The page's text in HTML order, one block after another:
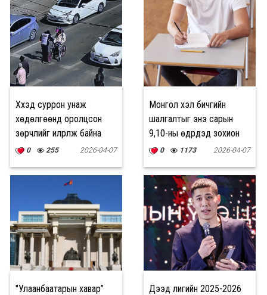
Хүүхэд суррон унаж
хөдөлгөөнд оролцсон
зөрчлийг илрүүлж байна
0 255 2026-04-07
Монгол хэл бичгийн
шалгалтыг энэ сарын
9,10-ны өдрүүдэд зохион
байгуулна
0 1173 2026-04-07
"Улаанбаатарын хавар”
Дээд лигийн 2025-2026